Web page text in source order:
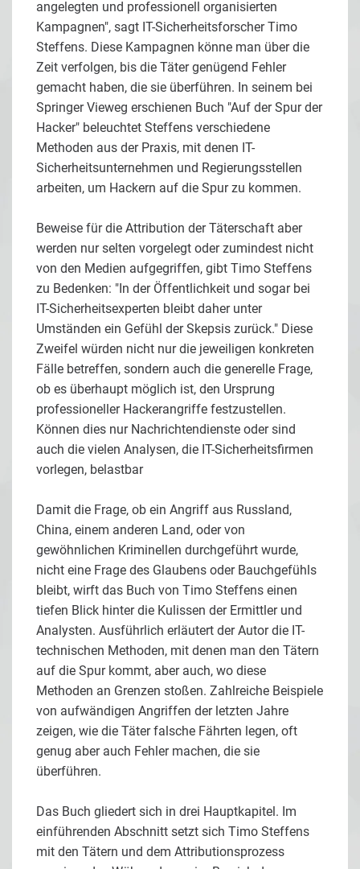
angelegten und professionell organisierten
Kampagnen", sagt IT-Sicherheitsforscher Timo
Steffens. Diese Kampagnen könne man über die
Zeit verfolgen, bis die Täter genügend Fehler
gemacht haben, die sie überführen. In seinem bei
Springer Vieweg erschienen Buch "Auf der Spur der
Hacker" beleuchtet Steffens verschiedene
Methoden aus der Praxis, mit denen IT-
Sicherheitsunternehmen und Regierungsstellen
arbeiten, um Hackern auf die Spur zu kommen.
Beweise für die Attribution der Täterschaft aber
werden nur selten vorgelegt oder zumindest nicht
von den Medien aufgegriffen, gibt Timo Steffens
zu Bedenken: "In der Öffentlichkeit und sogar bei
IT-Sicherheitsexperten bleibt daher unter
Umständen ein Gefühl der Skepsis zurück." Diese
Zweifel würden nicht nur die jeweiligen konkreten
Fälle betreffen, sondern auch die generelle Frage,
ob es überhaupt möglich ist, den Ursprung
professioneller Hackerangriffe festzustellen.
Können dies nur Nachrichtendienste oder sind
auch die vielen Analysen, die IT-Sicherheitsfirmen
vorlegen, belastbar
Damit die Frage, ob ein Angriff aus Russland,
China, einem anderen Land, oder von
gewöhnlichen Kriminellen durchgeführt wurde,
nicht eine Frage des Glaubens oder Bauchgefühls
bleibt, wirft das Buch von Timo Steffens einen
tiefen Blick hinter die Kulissen der Ermittler und
Analysten. Ausführlich erläutert der Autor die IT-
technischen Methoden, mit denen man den Tätern
auf die Spur kommt, aber auch, wo diese
Methoden an Grenzen stoßen. Zahlreiche Beispiele
von aufwändigen Angriffen der letzten Jahre
zeigen, wie die Täter falsche Fährten legen, oft
genug aber auch Fehler machen, die sie
überführen.
Das Buch gliedert sich in drei Hauptkapitel. Im
einführenden Abschnitt setzt sich Timo Steffens
mit den Tätern und dem Attributionsprozess